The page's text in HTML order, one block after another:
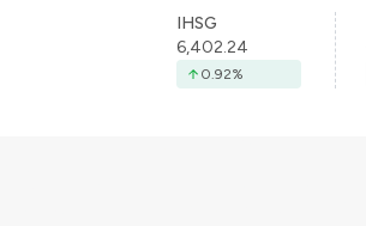
IHSG
6,402.24
0.92%